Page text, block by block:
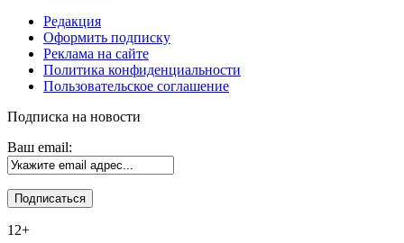
Редакция
Оформить подписку
Реклама на сайте
Политика конфиденциальности
Пользовательское соглашение
Подписка на новости
Ваш email:
12+